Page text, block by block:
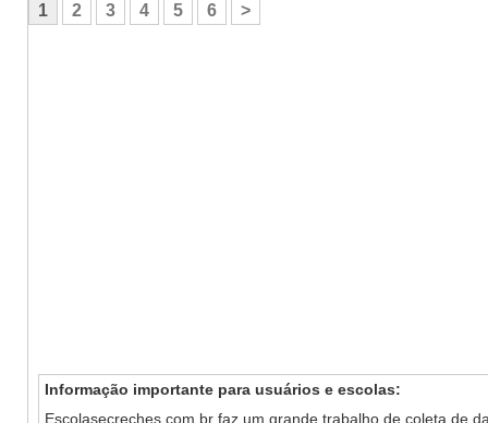
1 2 3 4 5 6 >
Informação importante para usuários e escolas:
Escolasecreches.com.br faz um grande trabalho de coleta de